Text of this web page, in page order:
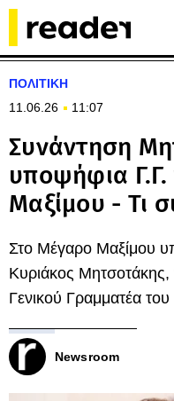
ΠΟΛΙΤΙΚΗ
11.06.26
11:07
Συνάντηση
υποψήφια
Μαξίμου - Τι
Στο Μέγαρο Μαξίμου
Κυριάκος
Γενικού Γραμματέα
Newsroom